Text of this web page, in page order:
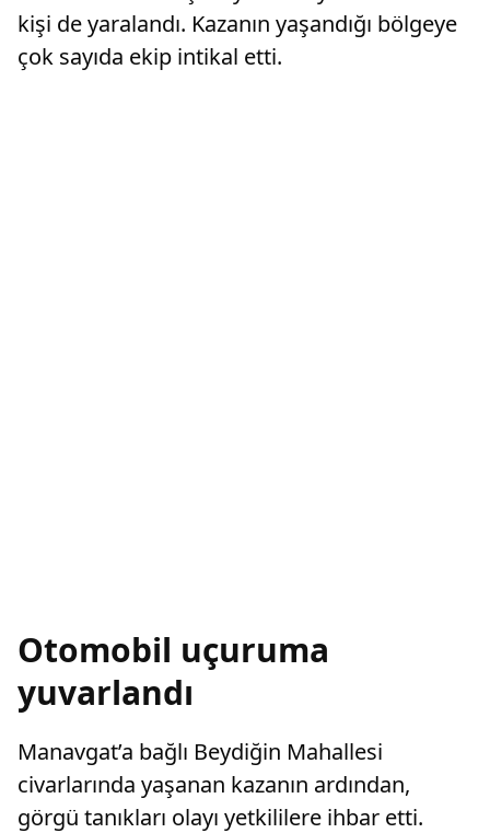
kişi de yaralandı. Kazanın yaşandığı bölgeye
çok sayıda ekip intikal etti.
Otomobil uçuruma
yuvarlandı
Manavgat’a bağlı Beydiğin Mahallesi
civarlarında yaşanan kazanın ardından,
görgü tanıkları olayı yetkililere ihbar etti.